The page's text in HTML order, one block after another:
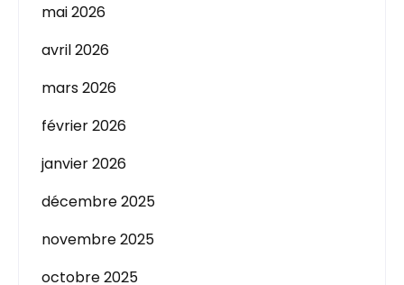
mai 2026
avril 2026
mars 2026
février 2026
janvier 2026
décembre 2025
novembre 2025
octobre 2025